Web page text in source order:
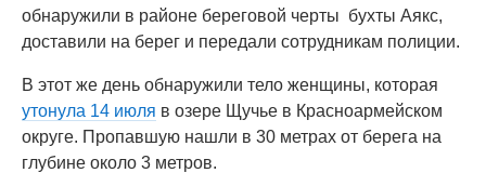
обнаружили в районе береговой черты бухты Аякс,
доставили на берег и передали сотрудникам полиции.
В этот же день обнаружили тело женщины, которая
утонула 14 июля в озере Щучье в Красноармейском
округе. Пропавшую нашли в 30 метрах от берега на
глубине около 3 метров.